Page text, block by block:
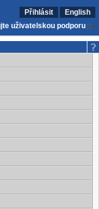
Přihlásit
English
uživatelskou podporu